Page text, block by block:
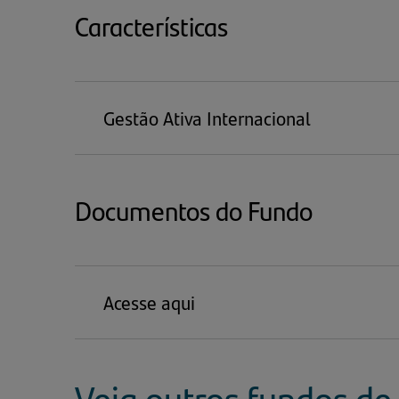
Características
Gestão Ativa Internacional
Documentos do Fundo
Acesse aqui